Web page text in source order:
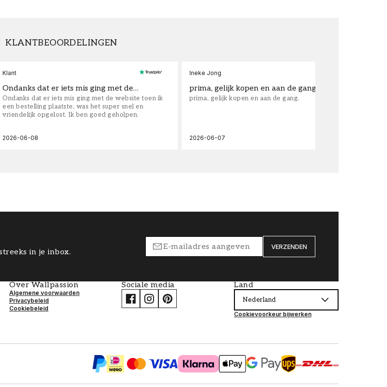
KLANTBEOORDELINGEN
Klant
Ondanks dat er iets mis ging met de…
Ondanks dat er iets mis ging met de website toen ik
een bestelling plaatste, was het super snel en
vriendelijk opgelost. Ik ben goed geholpen.
2026-06-08
Ineke Jong
prima, gelijk kopen en aan de gang.
prima, gelijk kopen en aan de gang.
2026-06-07
in je inbox.
VERZENDEN
Over Wallpassion
Algemene voorwaarden
Privacybeleid
Cookiebeleid
Sociale media Land
Nederland
Cookievoorkeur bijwerken